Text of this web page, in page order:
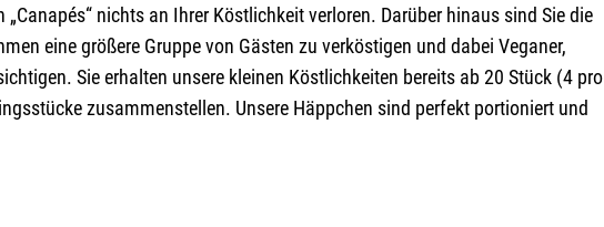
nichts an Ihrer Köstlichkeit verloren. Darüber hinaus sind Sie die
eine größere Gruppe von Gästen zu verköstigen und dabei Veganer,
Sie erhalten unsere kleinen Köstlichkeiten bereits ab 20 Stück (4 pro
zusammenstellen. Unsere Häppchen sind perfekt portioniert und